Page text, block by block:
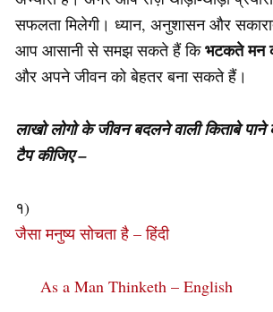
सफलता मिलेगी। ध्यान, अनुशासन और
आप आसानी से समझ सकते हैं किभटकते मन
और अपने जीवन को बेहतर बना सकते हैं।
लाखो लोगो के जीवन बदलने वाली किताबे
टैप कीजिए –
१)
जैसा मनुष्य सोचता है – हिंदी
As a Man Thinketh – English